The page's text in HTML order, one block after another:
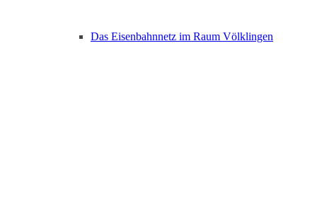
Das Eisenbahnnetz im Raum Völklingen